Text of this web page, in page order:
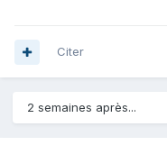
Citer
2 semaines après...